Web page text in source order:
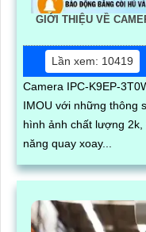
GIỚI THIỆU VỀ
Lần xem: 10419
Camera IPC-K9EP-
IMOU với những thông
hình ảnh chất lượng
năng quay xoay...